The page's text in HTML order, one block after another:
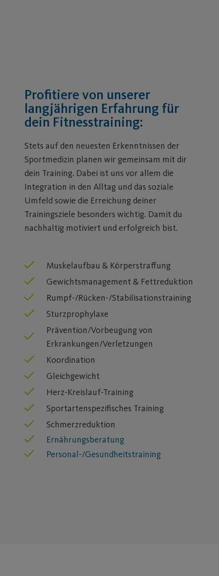
Profitiere von unserer
langjährigen Erfahrung für
dein Fitnesstraining:
Stets auf den neuesten Erkenntnissen der
Sportmedizin planen wir gemeinsam mit dir
dein Training. Dabei ist uns vor allem die
Integration in den Alltag und das soziale
Umfeld sowie die Erreichung deiner
Trainingsziele besonders wichtig. Damit du
nachhaltig motiviert und erfolgreich bist.
Muskelaufbau & Körperstraffung
Gewichtsmanagement & Fettreduktion
Rumpf-/Rücken-/Stabilisationstraining
Sturzprophylaxe
Prävention/Vorbeugung von
Erkrankungen/Verletzungen
Koordination
Gleichgewicht
Herz-Kreislauf-Training
Sportartenspezifisches Training
Schmerzreduktion
Ernährungsberatung
Personal-/Gesundheitstraining